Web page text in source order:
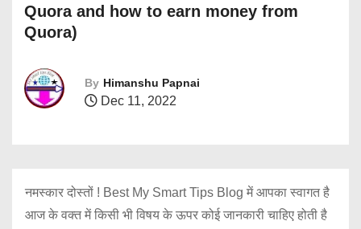
Quora and how to earn money from
Quora)
By Himanshu Papnai
Dec 11, 2022
नमस्कार दोस्तों ! Best My Smart Tips Blog में आपका स्वागत है
आज के वक्त में किसी भी विषय के ऊपर कोई जानकारी चाहिए होती है